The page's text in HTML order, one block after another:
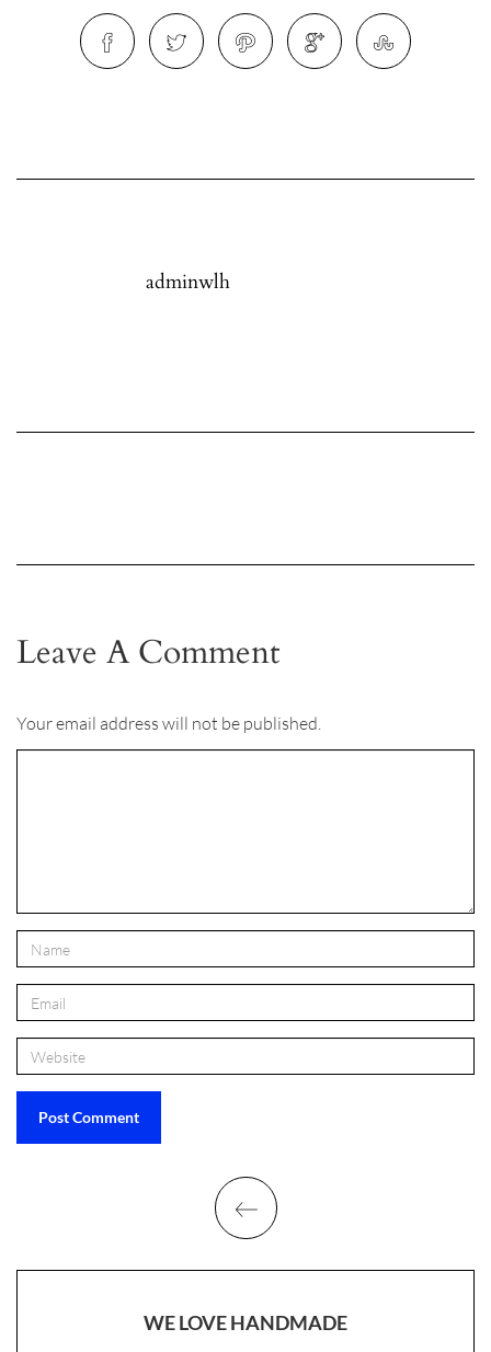
adminwlh
Leave A Comment
Your email address will not be published.
WE LOVE HANDMADE